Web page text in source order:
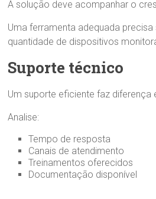
A solução deve acompanhar o
Uma ferramenta adequada
quantidade de dispositivos
Suporte técnico
Um suporte eficiente faz diferença
Analise:
Tempo de resposta
Canais de atendimento
Treinamentos oferecidos
Documentação disponível